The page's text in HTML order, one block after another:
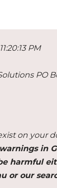
PM
PO
on your
in
harmful
or our